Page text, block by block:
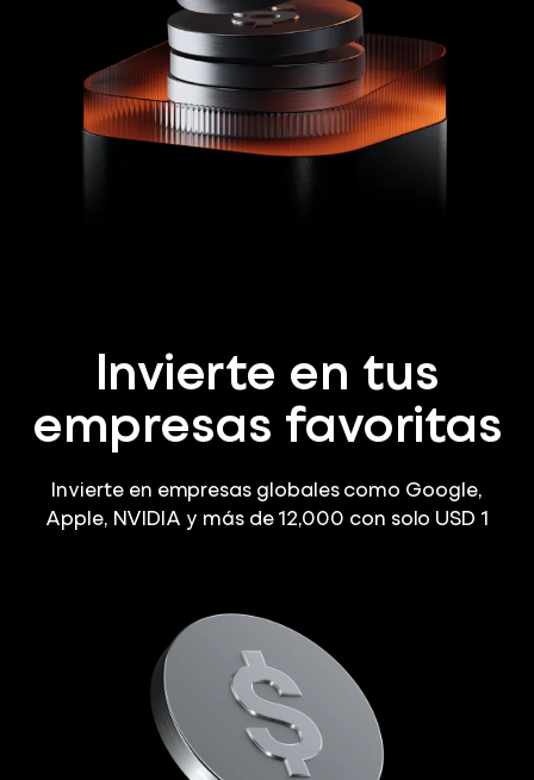
Invierte en tus
empresas favoritas
Invierte en empresas globales como Google,
Apple, NVIDIA y más de 12,000 con solo USD 1